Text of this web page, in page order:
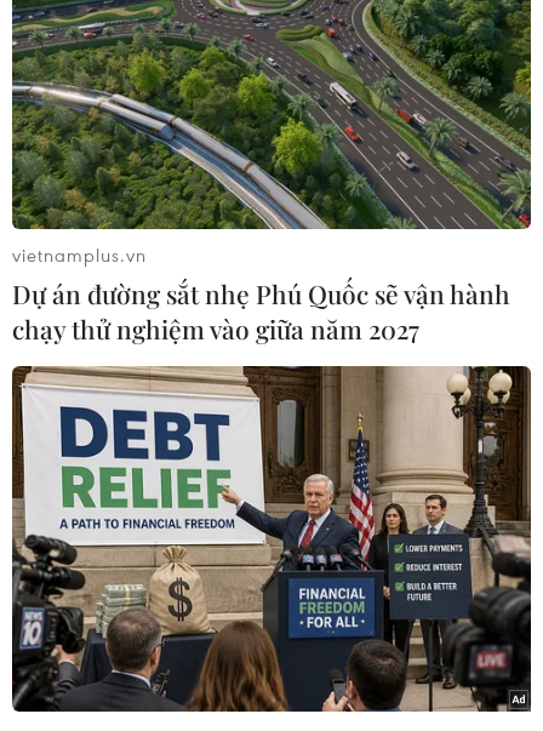
Lực lượng dân quân khu vực Amhara của Ethiopia tham gia
chiến đấu cùng lực lượng liên bang chống lại các lực lượng gây
bất ổn tại vùng Tigray ngày 8/11/2020. (Ảnh: AFP/TTXVN)
Theo truyền thông nhà nước, Chính phủ liên
bang Ethiopia ngày 28/6 thông báo “ngừng bắn
đơn phương” tại Tigray.
Động thái này diễn ra sau gần 8 tháng xảy ra
xung đột đẫm máu và trong bối cảnh hàng trăm
nghìn người phải đối mặt với cuộc khủng hoảng
đói nghèo tồi tệ nhất thế giới trong một thập kỷ
qua.
Tuyên bố được truyền thông nhà nước đăng tải
tối 28/6 (theo giờ địa phương) nêu rõ: “Một lệnh
ngừng bắn đơn phương, vô điều kiện đã được
công bố từ hôm nay, 28/6.”
[Ethiopia: Không kích tại vùng Tigray gây
thương vong lớn]
Chính phủ Ethiopia cho hay lệnh ngừng bắn này
vietnamplus.vn
Dự án đường sắt nhẹ Phú Quốc sẽ vận hành
chạy thử nghiệm vào giữa năm 2027